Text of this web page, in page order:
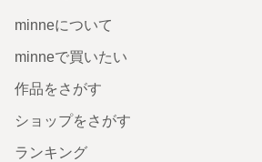
minneについて
minneで買いたい
作品をさがす
ショップをさがす
ランキング